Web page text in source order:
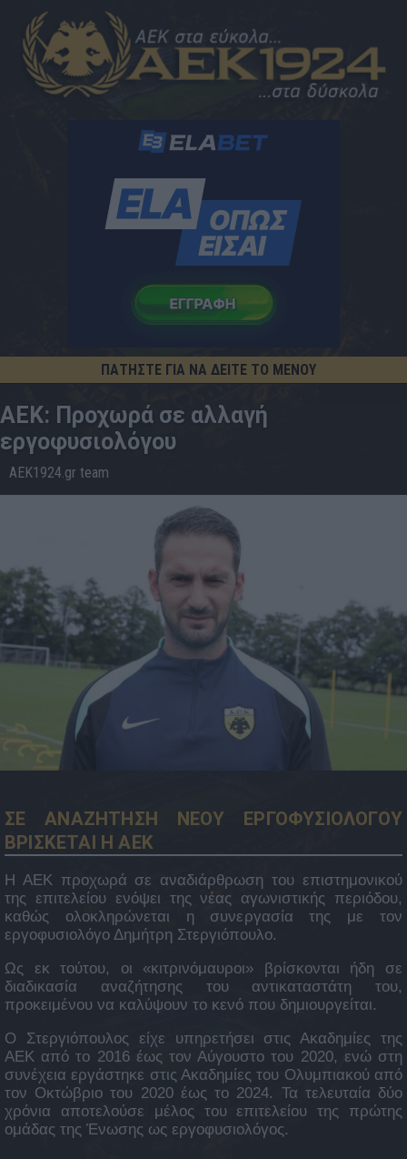
ΠΑΤΗΣΤΕ ΓΙΑ ΝΑ ΔΕΙΤΕ ΤΟ ΜΕΝΟΥ
16:37
ΑΕΚ: Προχωρά σε αλλαγή
εργοφυσιολόγου
AEK1924.gr team
ΣΕ ΑΝΑΖΗΤΗΣΗ ΝΕΟΥ ΕΡΓΟΦΥΣΙΟΛΟΓΟΥ
ΒΡΙΣΚΕΤΑΙ Η ΑΕΚ
Η ΑΕΚ προχωρά σε αναδιάρθρωση του επιστημονικού
της επιτελείου ενόψει της νέας αγωνιστικής περιόδου,
καθώς ολοκληρώνεται η συνεργασία της με τον
εργοφυσιολόγο Δημήτρη Στεργιόπουλο.
Ως εκ τούτου, οι «κιτρινόμαυροι» βρίσκονται ήδη σε
διαδικασία αναζήτησης του αντικαταστάτη του,
προκειμένου να καλύψουν το κενό που δημιουργείται.
Ο Στεργιόπουλος είχε υπηρετήσει στις Ακαδημίες της
ΑΕΚ από το 2016 έως τον Αύγουστο του 2020, ενώ στη
συνέχεια εργάστηκε στις Ακαδημίες του Ολυμπιακού από
τον Οκτώβριο του 2020 έως το 2024. Τα τελευταία δύο
χρόνια αποτελούσε μέλος του επιτελείου της πρώτης
ομάδας της Ένωσης ως εργοφυσιολόγος.